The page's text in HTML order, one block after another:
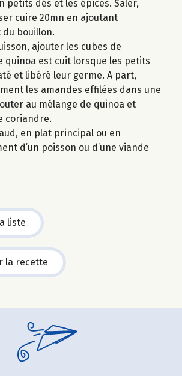
petits dés et les épices. Saler,
cuire 20mn en ajoutant
bouillon.
ajouter les cubes de
quinoa est cuit lorsque les petits
et libéré leur germe. A part,
les amandes effilées dans une
au mélange de quinoa et
coriandre.
en plat principal ou en
d’un poisson ou d’une viande
liste
la recette